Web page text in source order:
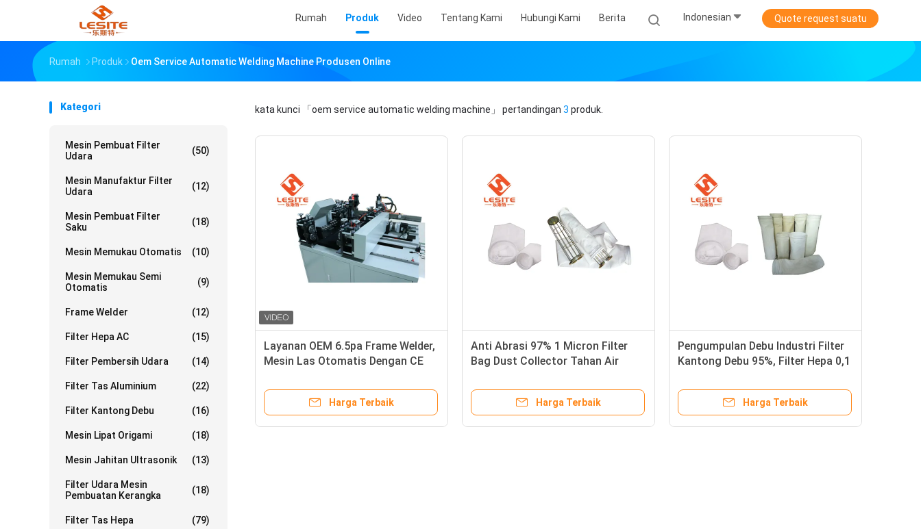
Rumah Produk Video Tentang Kami Hubungi Kami Berita Indonesian Quote request suatu
Rumah Produk Oem Service Automatic Welding Machine Produsen Online
Kategori
Mesin Pembuat Filter
Udara
(50)
Mesin Manufaktur Filter
Udara
(12)
Mesin Pembuat Filter
Saku
(18)
Mesin Memukau Otomatis (10)
Mesin Memukau Semi
Otomatis
(9)
Frame Welder (12)
Filter Hepa AC (15)
Filter Pembersih Udara (14)
Filter Tas Aluminium (22)
Filter Kantong Debu (16)
Mesin Lipat Origami (18)
Mesin Jahitan Ultrasonik (13)
Filter Udara Mesin
Pembuatan Kerangka
(18)
Filter Tas Hepa (79)
kata kunci 「oem service automatic welding machine」 pertandingan 3 produk.
Layanan OEM 6.5pa Frame Welder,
Mesin Las Otomatis Dengan CE
Harga Terbaik
Anti Abrasi 97% 1 Micron Filter
Bag Dust Collector Tahan Air
Harga Terbaik
Pengumpulan Debu Industri Filter
Kantong Debu 95%, Filter Hepa 0,1
Harga Terbaik